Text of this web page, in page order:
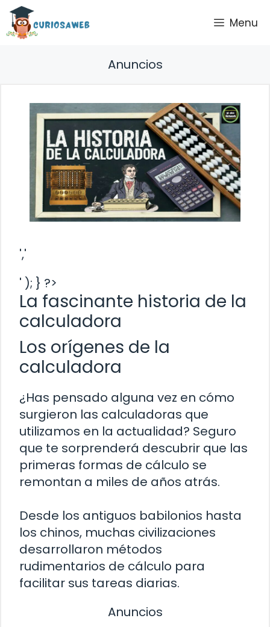
Saltar
contenido
Menu
Anuncios
','
' ); } ?>
La fascinante historia de la
calculadora
Los orígenes de la
calculadora
¿Has pensado alguna vez en cómo
surgieron las calculadoras que
utilizamos en la actualidad? Seguro
que te sorprenderá descubrir que las
primeras formas de cálculo se
remontan a miles de años atrás.
Desde los antiguos babilonios hasta
los chinos, muchas civilizaciones
desarrollaron métodos
rudimentarios de cálculo para
facilitar sus tareas diarias.
Anuncios